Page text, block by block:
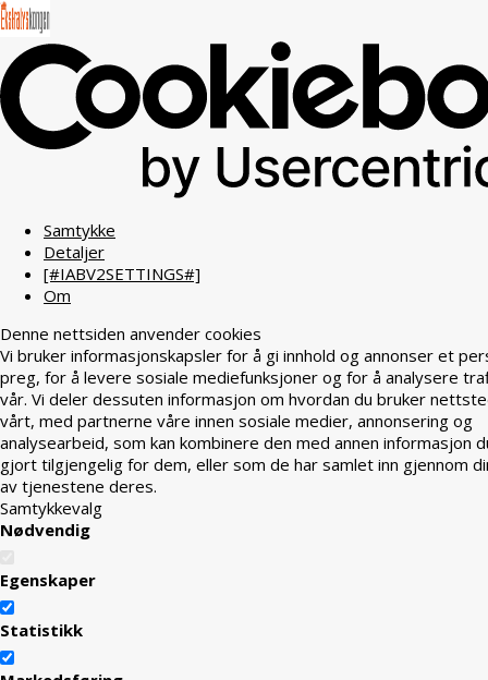
Samtykke
Detaljer
[#IABV2SETTINGS#]
Om
Denne nettsiden anvender cookies
Vi bruker informasjonskapsler for å gi innhold og annonser et
preg, for å levere sosiale mediefunksjoner og for å analysere
vår. Vi deler dessuten informasjon om hvordan du bruker
vårt, med partnerne våre innen sosiale medier, annonsering og
analysearbeid, som kan kombinere den med annen informasjon
gjort tilgjengelig for dem, eller som de har samlet inn gjennom
av tjenestene deres.
Samtykkevalg
Nødvendig
Egenskaper
Statistikk